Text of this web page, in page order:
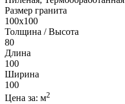
Размер гранита
100х100
Толщина / Высота
80
Длина
100
Ширина
100
Цена за: м2